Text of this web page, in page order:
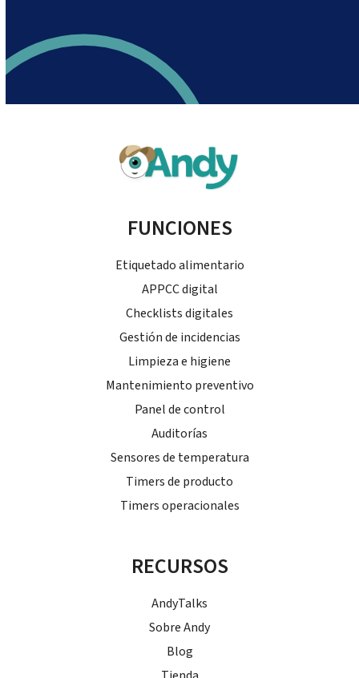
FUNCIONES
Etiquetado alimentario
APPCC digital
Checklists digitales
Gestión de incidencias
Limpieza e higiene
Mantenimiento preventivo
Panel de control
Auditorías
Sensores de temperatura
Timers de producto
Timers operacionales
RECURSOS
AndyTalks
Sobre Andy
Blog